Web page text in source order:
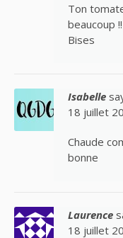
Ton
beaucoup !!
Bises
Isabelle
18 juillet
Chaude
bonne
Laurence
18 juillet